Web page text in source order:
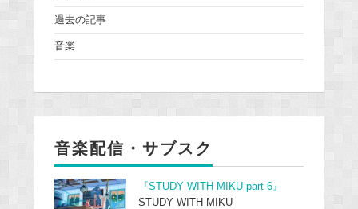
過去の記事
音楽
音楽配信・サブスク
『STUDY WITH MIKU part 6』
STUDY WITH MIKU